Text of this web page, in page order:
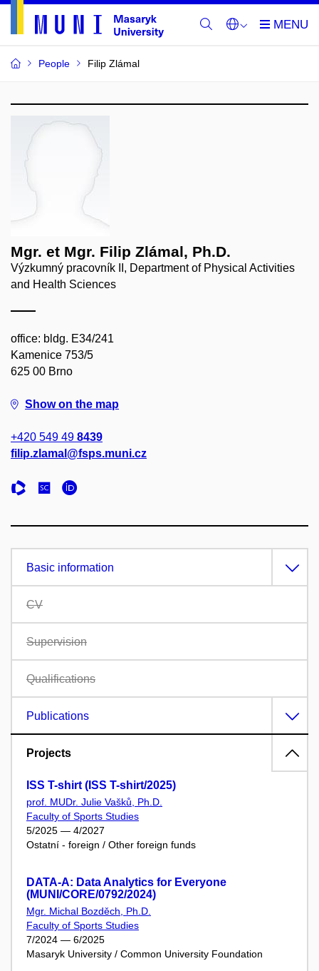
People Filip Zlámal
Mgr. et Mgr. Filip Zlámal, Ph.D.
Výzkumný pracovník II, Department of Physical Activities
and Health Sciences
office: bldg. E34/241
Kamenice 753/5
625 00 Brno
Show on the map
+420 549 49 8439
filip.zlamal@fsps.muni.cz
Basic information
CV
Supervision
Qualifications
Publications
Projects
ISS T-shirt (ISS T-shirt/2025)
prof. MUDr. Julie Vašků, Ph.D.
Faculty of Sports Studies
5/2025 — 4/2027
Ostatní - foreign / Other foreign funds
DATA-A: Data Analytics for Everyone
(MUNI/CORE/0792/2024)
Mgr. Michal Bozděch, Ph.D.
Faculty of Sports Studies
7/2024 — 6/2025
Masaryk University / Common University Foundation